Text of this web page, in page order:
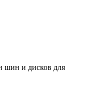
шин и дисков для